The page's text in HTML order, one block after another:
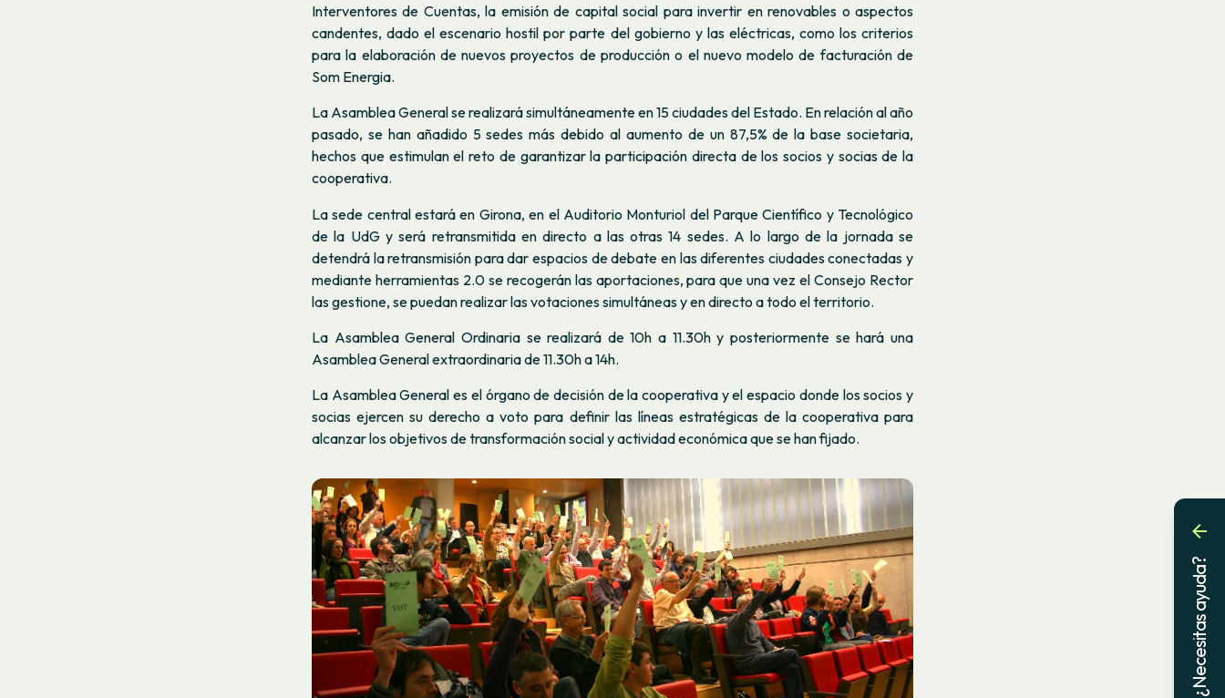
Interventores de Cuentas, la emisión de capital social para invertir en renovables o aspectos
candentes, dado el escenario hostil por parte del gobierno y las eléctricas, como los criterios
para la elaboración de nuevos proyectos de producción o el nuevo modelo de facturación de
Som Energia.
La Asamblea General se realizará simultáneamente en 15 ciudades del Estado. En relación al año
pasado, se han añadido 5 sedes más debido al aumento de un 87,5% de la base societaria,
hechos que estimulan el reto de garantizar la participación directa de los socios y socias de la
cooperativa.
La sede central estará en Girona, en el Auditorio Monturiol del Parque Científico y Tecnológico
de la UdG y será retransmitida en directo a las otras 14 sedes. A lo largo de la jornada se
detendrá la retransmisión para dar espacios de debate en las diferentes ciudades conectadas y
mediante herramientas 2.0 se recogerán las aportaciones, para que una vez el Consejo Rector
las gestione, se puedan realizar las votaciones simultáneas y en directo a todo el territorio.
La Asamblea General Ordinaria se realizará de 10h a 11.30h y posteriormente se hará una
Asamblea General extraordinaria de 11.30h a 14h.
La Asamblea General es el órgano de decisión de la cooperativa y el espacio donde los socios y
socias ejercen su derecho a voto para definir las líneas estratégicas de la cooperativa para
alcanzar los objetivos de transformación social y actividad económica que se han fijado.
¿Necesitas ayuda?